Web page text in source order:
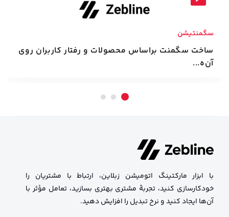
سگمنتیشن
ساخت سگمنت براساس محصولات و رفتار کاربران روی
آن‌ه...
با ابزار مارکتینگ اتومیشن زبلاین، ارتباط با مشتریان را
خودکارسازی کنید، تجربهٔ مشتری بهتری بسازید، تعامل مؤثر با
آن‌ها ایجاد کنید و نرخ تبدیل را افزایش دهید.